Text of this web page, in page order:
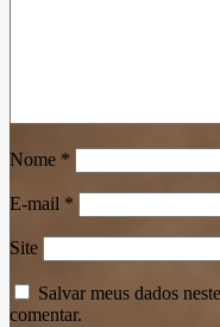
Nome *
E-mail *
Site
Salvar meus dados
comentar.